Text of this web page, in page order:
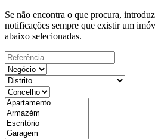
Se não encontra o que procura,
notificações sempre que existir um
abaixo selecionadas.